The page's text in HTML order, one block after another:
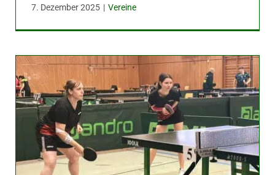
7. Dezember 2025 | Vereine